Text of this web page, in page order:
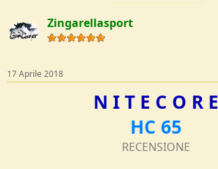
D
i
u
i
z
Zingarellasport
17 Aprile 2018
N I T E C O R E
HC 65
RECENSIONE